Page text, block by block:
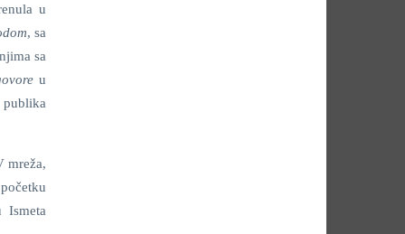
u
, sa
sa
u
publika
mreža,